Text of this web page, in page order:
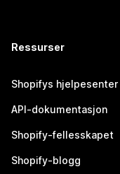
Ressurser
Shopifys hjelpesenter
API-dokumentasjon
Shopify-fellesskapet
Shopify-blogg